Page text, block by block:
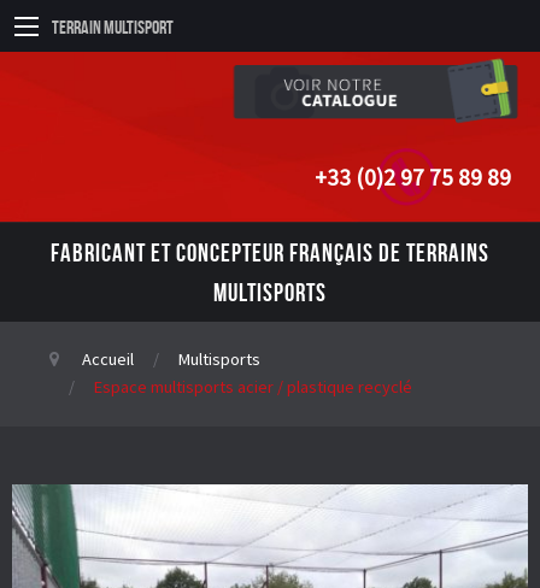
Terrain Multisport
+33 (0)2 97 75 89 89
FABRICANT ET CONCEPTEUR FRANÇAIS DE TERRAINS
MULTISPORTS
Accueil
Multisports
Espace multisports acier / plastique recyclé